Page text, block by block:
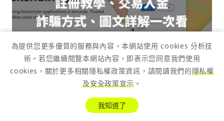
2026 Metamask 小狐狸錢包教學介紹，立
即上手 Metamask
為提供您更多優質的服務與內容，本網站使用 cookies 分析技
術。若您繼續閱覽本網站內容，即表示您同意我們使用
cookies，關於更多相關隱私權政策資訊，請閱讀我們的隱私權
及安全政策宣示 。
我知道了